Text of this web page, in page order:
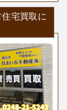
宅買取に